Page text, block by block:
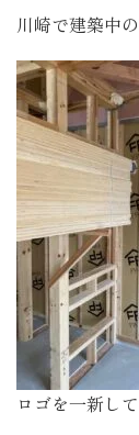
川崎で建築中
ロゴを一新し